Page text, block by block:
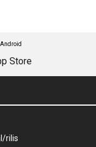
rilis